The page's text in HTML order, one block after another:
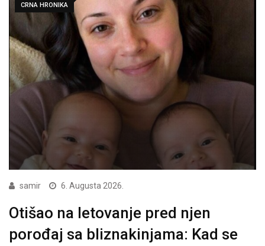
CRNA HRONIKA
samir 6. Augusta 2026.
Otišao na letovanje pred njen
porođaj sa bliznakinjama: Kad se